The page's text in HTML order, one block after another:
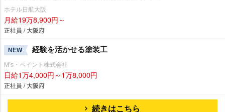
ホテル日航大阪
月給19万8,900円～
正社員 / 大阪府
NEW 経験を活かせる塗装工
M’s・ペイント株式会社
日給1万4,000円～1万8,000円
正社員 / 大阪府
続きはこちら